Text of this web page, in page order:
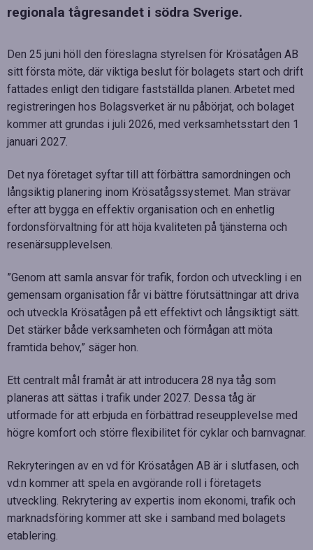
regionala tågresandet i södra Sverige.
Den 25 juni höll den föreslagna styrelsen för Krösatågen AB
sitt första möte, där viktiga beslut för bolagets start och drift
fattades enligt den tidigare fastställda planen. Arbetet med
registreringen hos Bolagsverket är nu påbörjat, och bolaget
kommer att grundas i juli 2026, med verksamhetsstart den 1
januari 2027.
Det nya företaget syftar till att förbättra samordningen och
långsiktig planering inom Krösatågssystemet. Man strävar
efter att bygga en effektiv organisation och en enhetlig
fordonsförvaltning för att höja kvaliteten på tjänsterna och
resenärsupplevelsen.
”Genom att samla ansvar för trafik, fordon och utveckling i en
gemensam organisation får vi bättre förutsättningar att driva
och utveckla Krösatågen på ett effektivt och långsiktigt sätt.
Det stärker både verksamheten och förmågan att möta
framtida behov,” säger hon.
Ett centralt mål framåt är att introducera 28 nya tåg som
planeras att sättas i trafik under 2027. Dessa tåg är
utformade för att erbjuda en förbättrad reseupplevelse med
högre komfort och större flexibilitet för cyklar och barnvagnar.
Rekryteringen av en vd för Krösatågen AB är i slutfasen, och
vd:n kommer att spela en avgörande roll i företagets
utveckling. Rekrytering av expertis inom ekonomi, trafik och
marknadsföring kommer att ske i samband med bolagets
etablering.